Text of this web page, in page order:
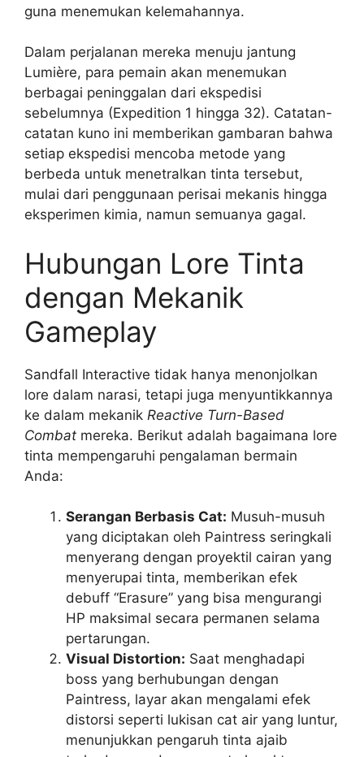
guna menemukan kelemahannya.
Dalam perjalanan mereka menuju jantung
Lumière, para pemain akan menemukan
berbagai peninggalan dari ekspedisi
sebelumnya (Expedition 1 hingga 32). Catatan-
catatan kuno ini memberikan gambaran bahwa
setiap ekspedisi mencoba metode yang
berbeda untuk menetralkan tinta tersebut,
mulai dari penggunaan perisai mekanis hingga
eksperimen kimia, namun semuanya gagal.
Hubungan Lore Tinta
dengan Mekanik
Gameplay
Sandfall Interactive tidak hanya menonjolkan
lore dalam narasi, tetapi juga menyuntikkannya
ke dalam mekanik Reactive Turn-Based
Combat mereka. Berikut adalah bagaimana lore
tinta mempengaruhi pengalaman bermain
Anda:
Serangan Berbasis Cat: Musuh-musuh
yang diciptakan oleh Paintress seringkali
menyerang dengan proyektil cairan yang
menyerupai tinta, memberikan efek
debuff “Erasure” yang bisa mengurangi
HP maksimal secara permanen selama
pertarungan.
Visual Distortion: Saat menghadapi
boss yang berhubungan dengan
Paintress, layar akan mengalami efek
distorsi seperti lukisan cat air yang luntur,
menunjukkan pengaruh tinta ajaib